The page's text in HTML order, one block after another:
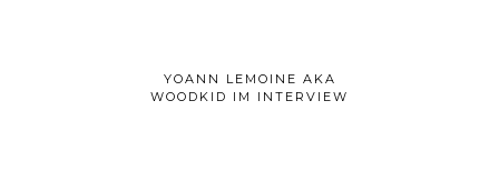
YOANN LEMOINE AKA
WOODKID IM INTERVIEW